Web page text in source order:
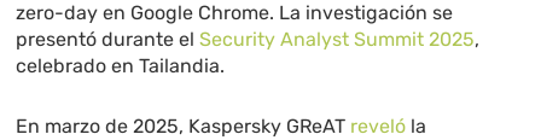
zero-day en Google Chrome. La investigación se
presentó durante elSecurity Analyst Summit 2025,
celebrado en Tailandia.
En marzo de 2025, Kaspersky GReAT reveló la